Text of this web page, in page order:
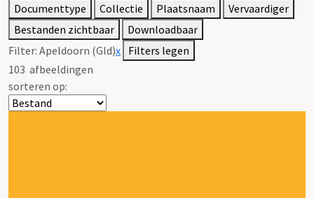
Documenttype
Collectie Plaatsnaam
Vervaardiger
Bestanden zichtbaar
Downloadbaar
Filter: Apeldoorn (Gld)x Filters legen
103 afbeeldingen
sorteren op: